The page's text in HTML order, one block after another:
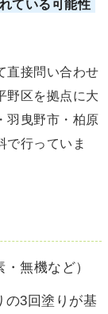
ている可能性
直接問い合わせ
野区を拠点に大
羽曳野市・柏原
で行っていま
・無機など）
の3回塗りが基